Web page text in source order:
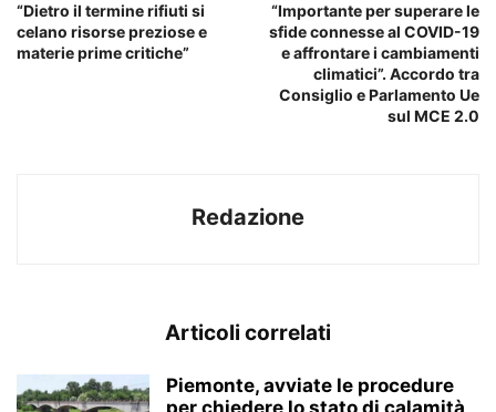
“Dietro il termine rifiuti si
celano risorse preziose e
materie prime critiche”
“Importante per superare le
sfide connesse al COVID-19
e affrontare i cambiamenti
climatici”. Accordo tra
Consiglio e Parlamento Ue
sul MCE 2.0
Redazione
Articoli correlati
Piemonte, avviate le procedure